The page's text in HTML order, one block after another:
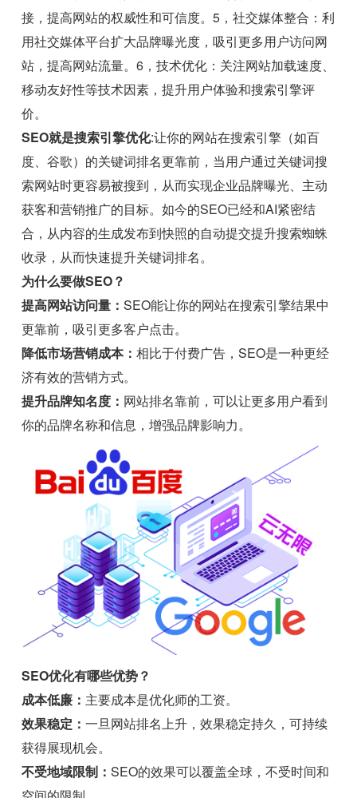
接，提高网站的权威性和可信度。5，社交媒体整合：利
用社交媒体平台扩大品牌曝光度，吸引更多用户访问网
站，提高网站流量。6，技术优化：关注网站加载速度、
移动友好性等技术因素，提升用户体验和搜索引擎评
价。
SEO就是搜索引擎优化:让你的网站在搜索引擎（如百
度、谷歌）的关键词排名更靠前，当用户通过关键词搜
索网站时更容易被搜到，从而实现企业品牌曝光、主动
获客和营销推广的目标。如今的SEO已经和AI紧密结
合，从内容的生成发布到快照的自动提交提升搜索蜘蛛
收录，从而快速提升关键词排名。
为什么要做SEO？
提高网站访问量：SEO能让你的网站在搜索引擎结果中
更靠前，吸引更多客户点击。
降低市场营销成本：相比于付费广告，SEO是一种更经
济有效的营销方式。
提升品牌知名度： 网站排名靠前，可以让更多用户看到
你的品牌名称和信息，增强品牌影响力。
SEO优化有哪些优势？
成本低廉： 主要成本是优化师的工资。
效果稳定：一旦网站排名上升，效果稳定持久，可持续
获得展现机会。
不受地域限制：SEO的效果可以覆盖全球，不受时间和